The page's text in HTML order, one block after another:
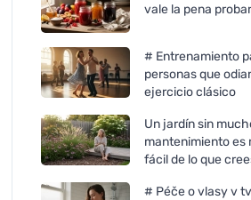
vale la pena
# Entrenamiento
personas que
ejercicio clásico
Un jardín sin
mantenimiento es
fácil de lo que
# Péče o vlasy v